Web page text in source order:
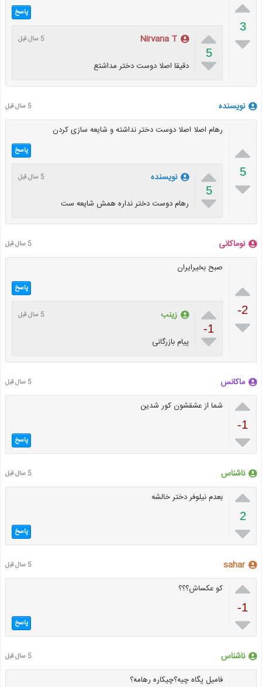

3

پاسخ

5

Nirvana T 5 سال قبل
دقیقا اصلا دوست دختر مداشتع
نویسنده 5 سال قبل

5

رهام اصلا اصلا دوست دختر نداشته و شایعه سازی کردن
پاسخ

5

نویسنده 5 سال قبل
رهام دوست دختر نداره همش شایعه ست
نوماکانی 5 سال قبل

-2

صبح بخیرایران
پاسخ

-1

زینب 5 سال قبل
پیام بازرگانی
ماکانس 5 سال قبل

-1

شما از عشقشون کور شدین
پاسخ
ناشناس 5 سال قبل

2

بعدم نیلوفر دختر خالشه
پاسخ
sahar 5 سال قبل

-1

کو عکساش؟؟؟
پاسخ
ناشناس 5 سال قبل
فاميل پگاه چيه؟چيکاره رهامه؟